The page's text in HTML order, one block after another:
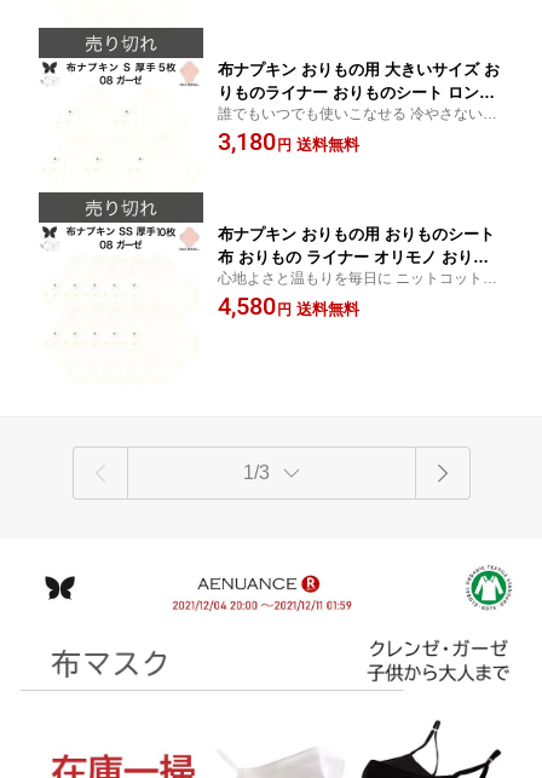
布ナプキン おりもの用 大きいサイズ お
りものライナー おりものシート ロング
おりもの 厚手 S 布ライナー 一体型 5枚
セット 防水布なし オリモノ 月経 温活
誰でもいつでも使いこなせる 冷やさないや
さしさ 紙ナプキンに乗せてやさしい肌触り
月経カップ 吸水ショーツ 併用OK 生理の終
3,180 円 送料無料
布ナプキン おりもの用 おりものシート
布 おりもの ライナー オリモノ おりも
のライナー 厚手 SS 10枚 セット 防水布
なし 使い捨て セット 温活 温活グッズ
心地よさと温もりを毎日に ニットコットン
使用の厚手おりもの用布ナプキンSSサイズ
心地よい生地で穏やかに温活を、防水なし
4,580 円 送料無料
1/3